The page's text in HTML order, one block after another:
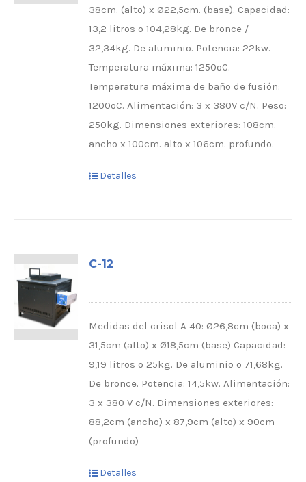
38cm. (alto) x Ø22,5cm. (base). Capacidad:
13,2 litros o 104,28kg. De bronce /
32,34kg. De aluminio. Potencia: 22kw.
Temperatura máxima: 1250ºC.
Temperatura máxima de baño de fusión:
1200ºC. Alimentación: 3 x 380V c/N. Peso:
250kg. Dimensiones exteriores: 108cm.
ancho x 100cm. alto x 106cm. profundo.
Detalles
C-12
Medidas del crisol A 40: Ø26,8cm (boca) x
31,5cm (alto) x Ø18,5cm (base) Capacidad:
9,19 litros o 25kg. De aluminio o 71,68kg.
De bronce. Potencia: 14,5kw. Alimentación:
3 x 380 V c/N. Dimensiones exteriores:
88,2cm (ancho) x 87,9cm (alto) x 90cm
(profundo)
Detalles